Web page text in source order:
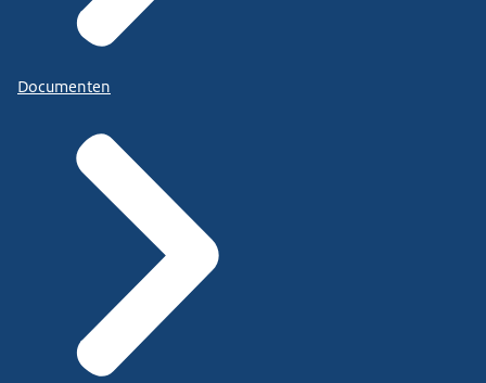
Documenten